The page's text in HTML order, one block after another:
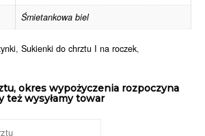
okres wypożyczenia rozpoczyna
też wysyłamy towar
Śmietankowa biel
, Sukienki do chrztu I na roczek,